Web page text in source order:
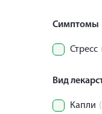
Симптомы
Стресс
Вид
Капли